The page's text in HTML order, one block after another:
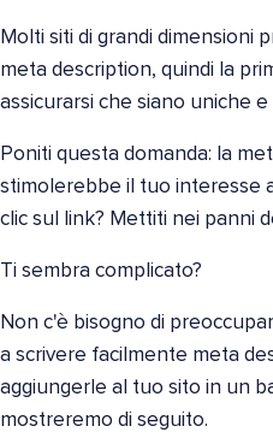
Molti siti di grandi dimensioni
meta description, quindi la
assicurarsi che siano uniche
Poniti questa domanda: la
stimolerebbe il tuo interesse
clic sul link? Mettiti nei panni
Ti sembra complicato?
Non c'è bisogno di
a scrivere facilmente meta
aggiungerle al tuo sito in un
mostreremo di seguito.